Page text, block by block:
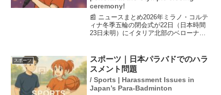
ceremony!
📰 ニュースまとめ2026年ミラノ・コルテ
ィナ冬季五輪の閉会式が22日（日本時間
23日未明）にイタリア北部のベローナで
の活動も行っており、声優として「ハリ
ーポッター」に...
スポーツ
スポーツ｜日本パラバドでのハラ
スメント問題
/ Sports | Harassment Issues in
Japan’s Para-Badminton